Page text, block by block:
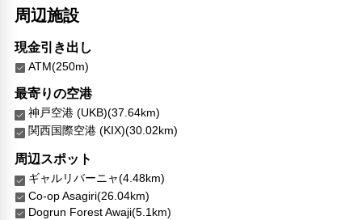
周辺施設
現金引き出し
ATM(250m)
最寄りの空港
神戸空港 (UKB)(37.64km)
関西国際空港 (KIX)(30.02km)
周辺スポット
ギャルリバーニャ(4.48km)
Co-op Asagiri(26.04km)
Dogrun Forest Awaji(5.1km)